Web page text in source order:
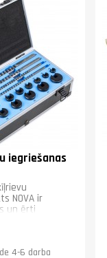
iegriešanas
NOVA ir
un ērti
ķīļrievu...
4-6 darba